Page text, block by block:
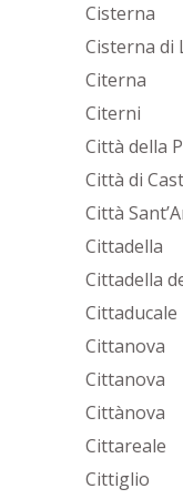
Cisterna
Cisterna di
Citerna
Citerni
Città della
Città di
Città
Cittadella
Cittadella
Cittaducale
Cittanova
Cittanova
Cittànova
Cittareale
Cittiglio